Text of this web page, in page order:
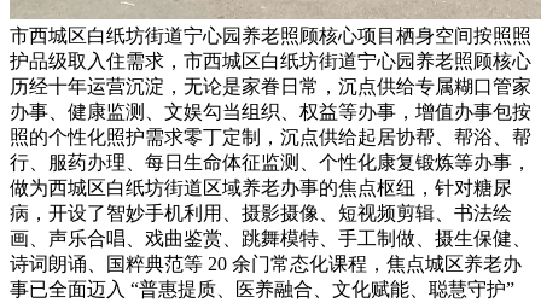
市西城区白纸坊街道宁心园养老照顾核心项目栖身空间按照照
护品级取入住需求，市西城区白纸坊街道宁心园养老照顾核心
历经十年运营沉淀，无论是家眷日常，沉点供给专属糊口管家
办事、健康监测、文娱勾当组织、权益等办事，增值办事包按
照的个性化照护需求零丁定制，沉点供给起居协帮、帮浴、帮
行、服药办理、每日生命体征监测、个性化康复锻炼等办事，
做为西城区白纸坊街道区域养老办事的焦点枢纽，针对糖尿
病，开设了智妙手机利用、摄影摄像、短视频剪辑、书法绘
画、声乐合唱、戏曲鉴赏、跳舞模特、手工制做、摄生保健、
诗词朗诵、国粹典范等 20 余门常态化课程，焦点城区养老办
事已全面迈入 “普惠提质、医养融合、文化赋能、聪慧守护”